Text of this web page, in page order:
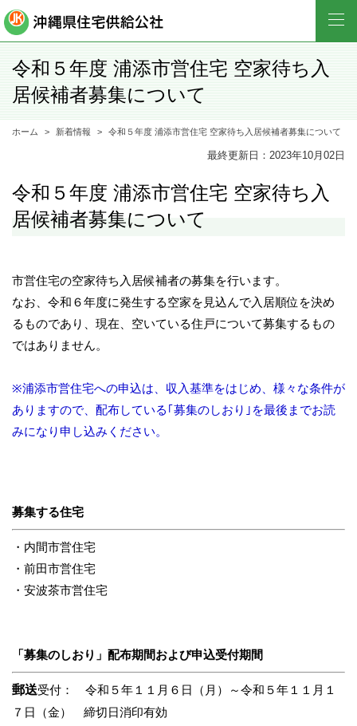
令和５年度 浦添市営住宅 空家待ち入
居候補者募集について
ホーム 新着情報 令和５年度 浦添市営住宅 空家待ち入居候補者募集について
最終更新日：2023年10月02日
令和５年度 浦添市営住宅 空家待ち入
居候補者募集について
市営住宅の空家待ち入居候補者の募集を行います。
なお、令和６年度に発生する空家を見込んで入居順位を決め
るものであり、現在、空いている住戸について募集するもの
ではありません。
※浦添市営住宅への申込は、収入基準をはじめ、様々な条件が
ありますので、配布している｢募集のしおり｣を最後までお読
みになり申し込みください。
募集する住宅
・内間市営住宅
・前田市営住宅
・安波茶市営住宅
「募集のしおり」配布期間および申込受付期間
郵送受付： 令和５年１１月６日（月）～令和５年１１月１
７日（金） 締切日消印有効